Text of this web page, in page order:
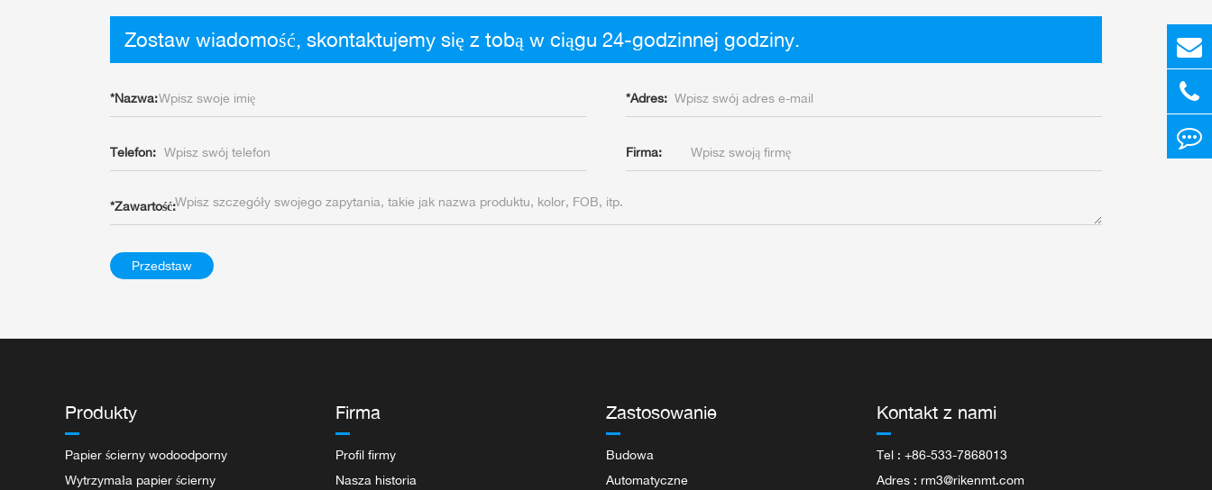
Zostaw wiadomość, skontaktujemy się z tobą w ciągu 24-godzinnej godziny.
*Nazwa: *Adres:
Telefon: Firma:
*Zawartość:
Przedstaw
Produkty
Papier ścierny wodoodporny
Wytrzymała papier ścierny
Firma
Profil firmy
Nasza historia
Zastosowanie
Budowa
Automatyczne
Kontakt z nami
Tel : +86-533-7868013
Adres : rm3@rikenmt.com